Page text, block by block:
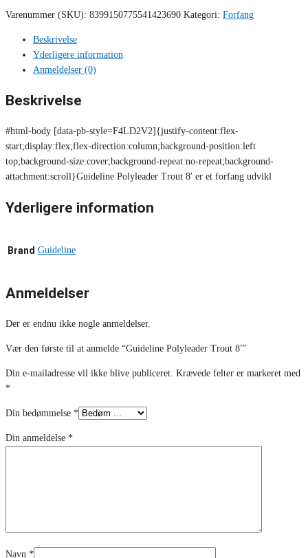
Varenummer (SKU): 8399150775541423690 Kategori: Forfang
Beskrivelse
Yderligere information
Anmeldelser (0)
Beskrivelse
#html-body [data-pb-style=F4LD2V2]{justify-content:flex-
start;display:flex;flex-direction:column;background-position:left
top;background-size:cover;background-repeat:no-repeat;background-
attachment:scroll}Guideline Polyleader Trout 8′ er et forfang udvikl
Yderligere information
Brand Guideline
Anmeldelser
Der er endnu ikke nogle anmeldelser.
Vær den første til at anmelde “Guideline Polyleader Trout 8′”
Din e-mailadresse vil ikke blive publiceret. Krævede felter er markeret med
*
Din bedømmelse *
Din anmeldelse *
Navn *